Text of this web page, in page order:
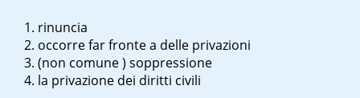
rinuncia
occorre far fronte a delle privazioni
(non comune ) soppressione
la privazione dei diritti civili